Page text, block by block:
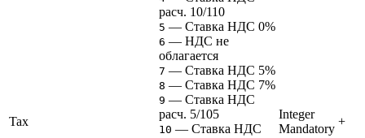
Tax
расч. 10/110
5 — Ставка НДС 0%
6 — НДС не
облагается
7 — Ставка НДС 5%
8 — Ставка НДС 7%
9 — Ставка НДС
расч. 5/105
10 — Ставка НДС
Integer
Mandatory
+